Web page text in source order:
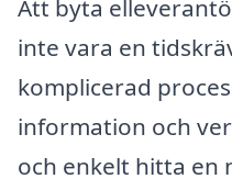
Att byta
inte vara en
komplicerad
information och
och enkelt hitta en